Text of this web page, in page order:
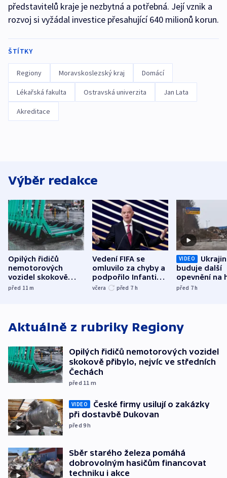
představitelů kraje je nezbytná a potřebná. Její vznik a
rozvoj si vyžádal investice přesahující 640 milionů korun.
ŠTÍTKY
Regiony Moravskoslezský kraj Domácí
Lékařská fakulta Ostravská univerzita Jan Lata
Akreditace
Výběr redakce
Opilých řidičů
nemotorových
vozidel skokově
přibylo, nejvíc ve
před 11m
Vedení FIFA se
omluvilo za chyby a
podpořilo Infantina.
UEFA trvá na
včera před 7 h
VIDEO
buduje další
opevnění na
s Běloruskem
před 7h
Aktuálně z rubriky Regiony
Opilých řidičů nemotorových vozidel
skokově přibylo, nejvíc ve středních
Čechách
před 11 m
VIDEO
České firmy usilují o zakázky
při dostavbě Dukovan
před 9h
Sběr starého železa pomáhá
dobrovolným hasičům financovat
techniku i akce